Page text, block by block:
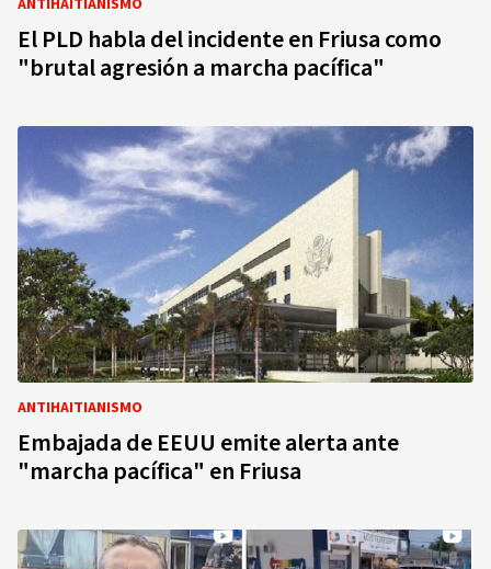
ANTIHAITIANISMO
El PLD habla del incidente en Friusa como
"brutal agresión a marcha pacífica"
ANTIHAITIANISMO
Embajada de EEUU emite alerta ante
"marcha pacífica" en Friusa